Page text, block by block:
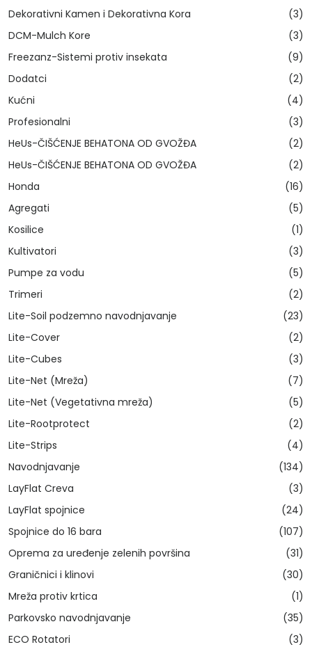
Dekorativni Kamen i Dekorativna Kora
(3)
DCM-Mulch Kore
(3)
Freezanz-Sistemi protiv insekata
(9)
Dodatci
(2)
Kućni
(4)
Profesionalni
(3)
HeUs-ČIŠĆENJE BEHATONA OD GVOŽĐA
(2)
HeUs-ČIŠĆENJE BEHATONA OD GVOŽĐA
(2)
Honda
(16)
Agregati
(5)
Kosilice
(1)
Kultivatori
(3)
Pumpe za vodu
(5)
Trimeri
(2)
Lite-Soil podzemno navodnjavanje
(23)
Lite-Cover
(2)
Lite-Cubes
(3)
Lite-Net (Mreža)
(7)
Lite-Net (Vegetativna mreža)
(5)
Lite-Rootprotect
(2)
Lite-Strips
(4)
Navodnjavanje
(134)
LayFlat Creva
(3)
LayFlat spojnice
(24)
Spojnice do 16 bara
(107)
Oprema za uređenje zelenih površina
(31)
Graničnici i klinovi
(30)
Mreža protiv krtica
(1)
Parkovsko navodnjavanje
(35)
ECO Rotatori
(3)